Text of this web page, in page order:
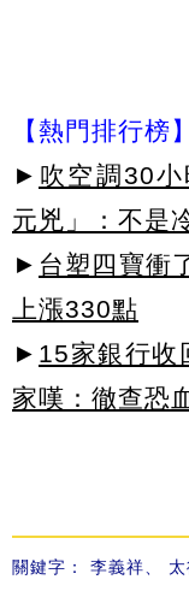
【熱門排行榜】
► 吹空調30
元兇」：不是
► 台塑四寶衝
上漲330點
► 15家銀行收
家嘆：徹查恐
關鍵字： 李義祥、